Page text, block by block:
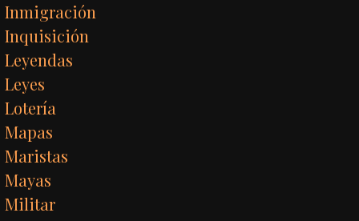
Inmigración
Inquisición
Leyendas
Leyes
Lotería
Mapas
Maristas
Mayas
Militar